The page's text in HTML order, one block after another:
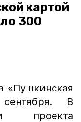
картой
300
«Пушкинская
В
проекта